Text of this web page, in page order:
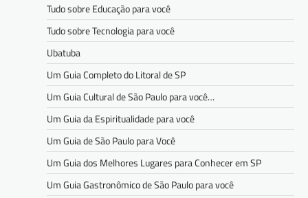
Tudo sobre Educação para você
Tudo sobre Tecnologia para você
Ubatuba
Um Guia Completo do Litoral de SP
Um Guia Cultural de São Paulo para você…
Um Guia da Espiritualidade para você
Um Guia de São Paulo para Você
Um Guia dos Melhores Lugares para Conhecer em SP
Um Guia Gastronômico de São Paulo para você